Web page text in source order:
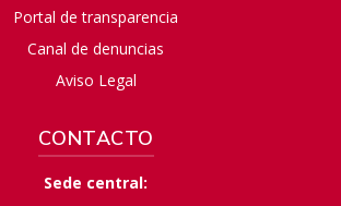
Portal de transparencia
Canal de denuncias
Aviso Legal
CONTACTO
Sede central: